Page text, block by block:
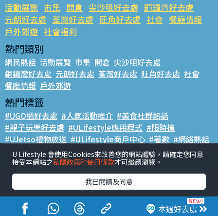
本週好去處
活動展覽 市集 開倉 尖沙咀好去處 銅鑼灣好去處
元朗好去處 荃灣好去處 旺角好去處 社會 餐廳情報
戶外郊遊 社會福利
熱門類別
網民熱話 活動展覽 市集 開倉 尖沙咀好去處
銅鑼灣好去處 元朗好去處 荃灣好去處 旺角好去處 社會
餐廳情報 戶外郊遊
熱門標籤
#UGO搵好去處 #人氣活動推介 #美食社群熱話
#親子玩樂好去處 #ULifestyle應用程式 #限時搶
#UJetso禮物放送 #ULifestyle商戶中心 #著數 #網絡熱話
香港經濟日報版權所有©2026
U Lifestyle 會使用Cookies來改善您的網站體驗，請確定您同意
接受本網站之私隱政策和使用條款才可繼續瀏覽。
我已閱讀及同意